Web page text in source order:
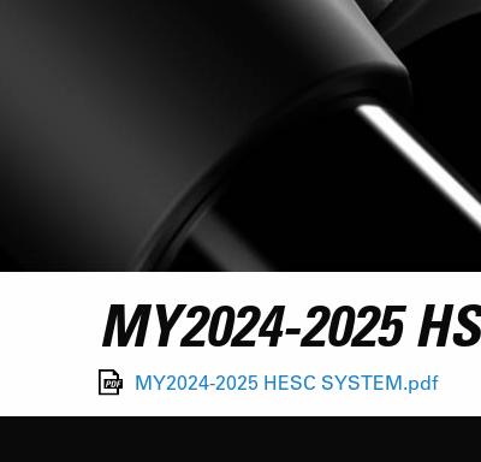
MY2024-2025
MY2024-2025 HESC SYSTEM.pdf